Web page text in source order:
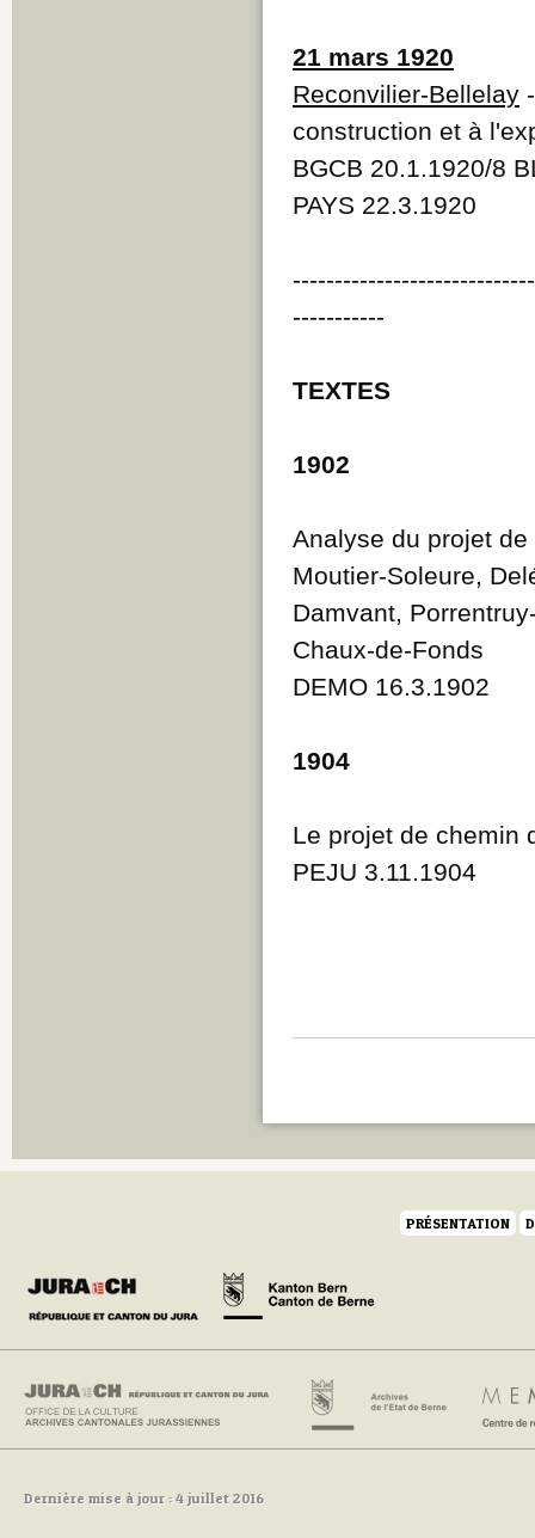
21 mars 1920
Reconvilier-Bellelay
construction et à
BGCB 20.1.1920/8
PAYS 22.3.1920
-----------
TEXTES
1902
Analyse du projet
Moutier-Soleure,
Damvant,
Chaux-de-Fonds
DEMO 16.3.1902
1904
Le projet de chemin
PEJU 3.11.1904
PRÉSENTATION
Dernière mise à jour : 4 juillet 2016